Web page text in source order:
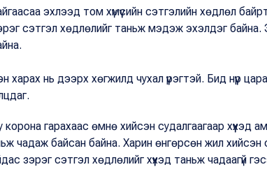
эхлээд том хүмүүсийн сэтгэлийн хөдлөл
сэтгэл хөдлөлийг таньж мэдэж эхэлдэг байна.
харах нь дээрх хөгжилд чухал үүрэгтэй. Бид нүүр
гарахаас өмнө хийсэн судалгаагаар хүүхэд ам
чадаж байсан байна. Харин өнгөрсөн жил хийсэн
зэрэг сэтгэл хөдлөлийг хүүхэд таньж чадаагүй